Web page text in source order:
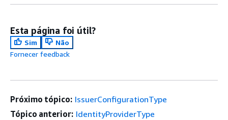
Esta página foi útil?
Sim
Não
Fornecer feedback
Próximo tópico: IssuerConfigurationType
Tópico anterior: IdentityProviderType